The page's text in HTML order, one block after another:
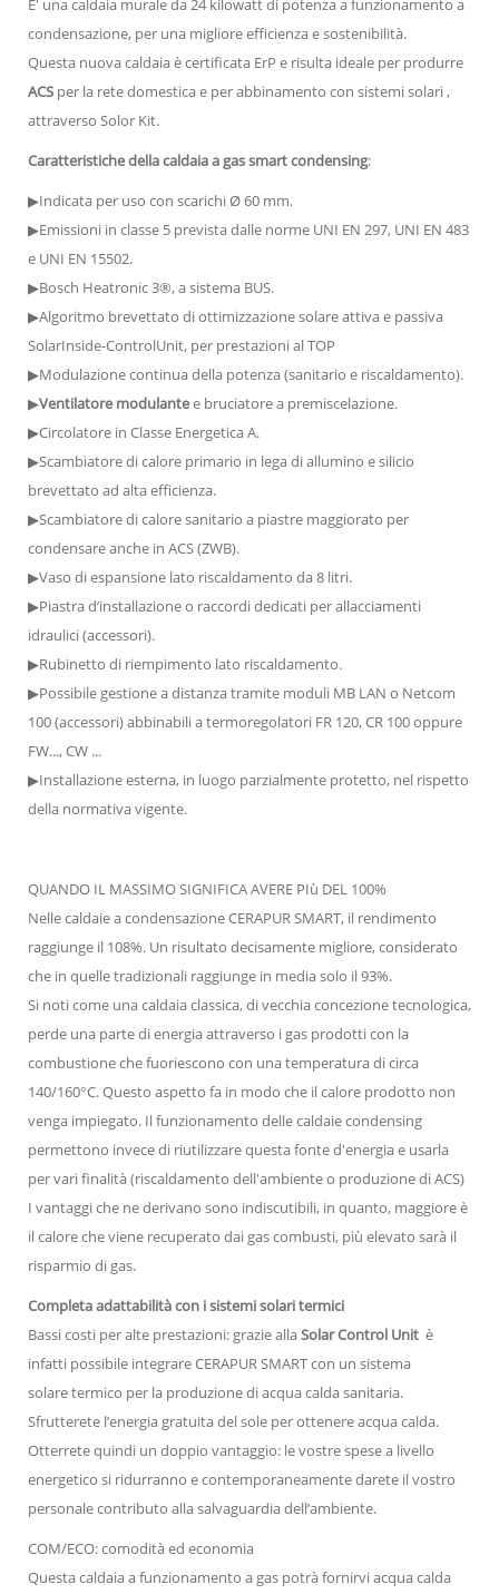
E' una caldaia murale da 24 kilowatt di potenza a funzionamento a
condensazione, per una migliore efficienza e sostenibilità.
Questa nuova caldaia è certificata ErP e risulta ideale per produrre
ACS per la rete domestica e per abbinamento con sistemi solari ,
attraverso Solor Kit.
Caratteristiche della caldaia a gas smart condensing:
▶Indicata per uso con scarichi Ø 60 mm.
▶Emissioni in classe 5 prevista dalle norme UNI EN 297, UNI EN 483
e UNI EN 15502.
▶Bosch Heatronic 3®, a sistema BUS.
▶Algoritmo brevettato di ottimizzazione solare attiva e passiva
SolarInside-ControlUnit, per prestazioni al TOP
▶Modulazione continua della potenza (sanitario e riscaldamento).
▶Ventilatore modulantee bruciatore a premiscelazione.
▶Circolatore in Classe Energetica A.
▶Scambiatore di calore primario in lega di allumino e silicio
brevettato ad alta efficienza.
▶Scambiatore di calore sanitario a piastre maggiorato per
condensare anche in ACS (ZWB).
▶Vaso di espansione lato riscaldamento da 8 litri.
▶Piastra d’installazione o raccordi dedicati per allacciamenti
idraulici (accessori).
▶Rubinetto di riempimento lato riscaldamento.
▶Possibile gestione a distanza tramite moduli MB LAN o Netcom
100 (accessori) abbinabili a termoregolatori FR 120, CR 100 oppure
FW..., CW ...
▶Installazione esterna, in luogo parzialmente protetto, nel rispetto
della normativa vigente.
QUANDO IL MASSIMO SIGNIFICA AVERE PIù DEL 100%
Nelle caldaie a condensazione CERAPUR SMART, il rendimento
raggiunge il 108%. Un risultato decisamente migliore, considerato
che in quelle tradizionali raggiunge in media solo il 93%.
Si noti come una caldaia classica, di vecchia concezione tecnologica,
perde una parte di energia attraverso i gas prodotti con la
combustione che fuoriescono con una temperatura di circa
140/160°C. Questo aspetto fa in modo che il calore prodotto non
venga impiegato. Il funzionamento delle caldaie condensing
permettono invece di riutilizzare questa fonte d'energia e usarla
per vari finalità (riscaldamento dell'ambiente o produzione di ACS)
I vantaggi che ne derivano sono indiscutibili, in quanto, maggiore è
il calore che viene recuperato dai gas combusti, più elevato sarà il
risparmio di gas.
Completa adattabilità con i sistemi solari termici
Bassi costi per alte prestazioni: grazie allaSolar Control Unit è
infatti possibile integrare CERAPUR SMART con un sistema
solare termico per la produzione di acqua calda sanitaria.
Sfrutterete l’energia gratuita del sole per ottenere acqua calda.
Otterrete quindi un doppio vantaggio: le vostre spese a livello
energetico si ridurranno e contemporaneamente darete il vostro
personale contributo alla salvaguardia dell’ambiente.
COM/ECO: comodità ed economia
Questa caldaia a funzionamento a gas potrà fornirvi acqua calda